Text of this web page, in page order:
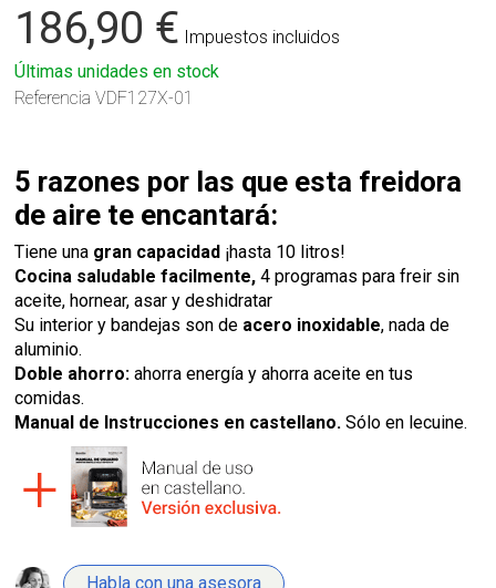
186,90 € Impuestos incluidos
Últimas unidades en stock
Referencia VDF127X-01
5 razones por las que esta freidora
de aire te encantará:
Tiene una gran capacidad ¡hasta 10 litros!
Cocina saludable facilmente, 4 programas para freir sin
aceite, hornear, asar y deshidratar
Su interior y bandejas son de acero inoxidable, nada de
aluminio.
Doble ahorro: ahorra energía y ahorra aceite en tus
comidas.
Manual de Instrucciones en castellano.Sólo en lecuine.
Habla con una asesora